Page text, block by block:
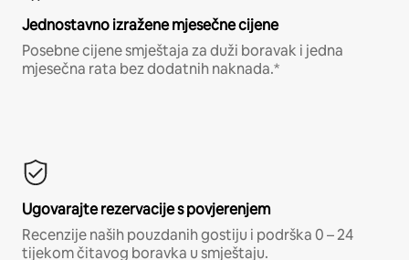
Jednostavno izražene mjesečne cijene
Posebne cijene smještaja za duži boravak i jedna
mjesečna rata bez dodatnih naknada.*
Ugovarajte rezervacije s povjerenjem
Recenzije naših pouzdanih gostiju i podrška 0 – 24
tijekom čitavog boravka u smještaju.